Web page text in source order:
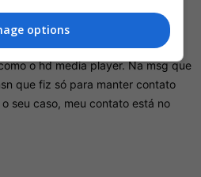
alguns tópicos e
que realmente quer a marca
o hd media player. Na msg que
que fiz só para manter contato
seu caso, meu contato está no
options